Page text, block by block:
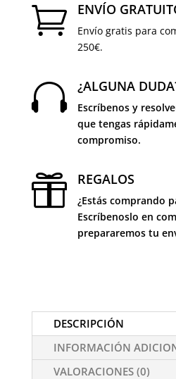
 ENVÍO
Envío gratis para
250€.
 ¿ALGUNA
Escríbenos y
que tengas
compromiso.
 REGALOS
¿Estás comprando
Escríbenoslo en
prepararemos tu
DESCRIPCIÓN
INFORMACIÓN
VALORACIONES (0)